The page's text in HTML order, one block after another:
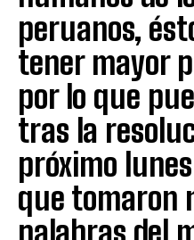
peruanos,
tener mayor
por lo que
tras la
próximo
que tomaron